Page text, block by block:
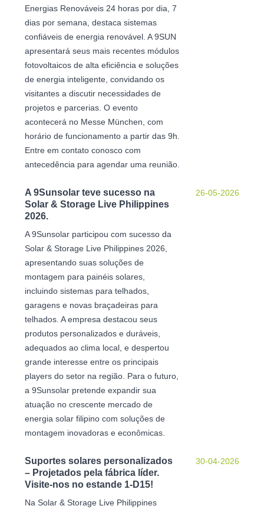
Energias Renováveis ​​24 horas por dia, 7
dias por semana, destaca sistemas
confiáveis ​​de energia renovável. A 9SUN
apresentará seus mais recentes módulos
fotovoltaicos de alta eficiência e soluções
de energia inteligente, convidando os
visitantes a discutir necessidades de
projetos e parcerias. O evento
acontecerá no Messe München, com
horário de funcionamento a partir das 9h.
Entre em contato conosco com
antecedência para agendar uma reunião.
26-05-2026
A 9Sunsolar teve sucesso na
Solar & Storage Live Philippines
2026.
A 9Sunsolar participou com sucesso da
Solar & Storage Live Philippines 2026,
apresentando suas soluções de
montagem para painéis solares,
incluindo sistemas para telhados,
garagens e novas braçadeiras para
telhados. A empresa destacou seus
produtos personalizados e duráveis,
adequados ao clima local, e despertou
grande interesse entre os principais
players do setor na região. Para o futuro,
a 9Sunsolar pretende expandir sua
atuação no crescente mercado de
energia solar filipino com soluções de
montagem inovadoras e econômicas.
30-04-2026
Suportes solares personalizados
– Projetados pela fábrica líder.
Visite-nos no estande 1-D15!
Na Solar & Storage Live Philippines